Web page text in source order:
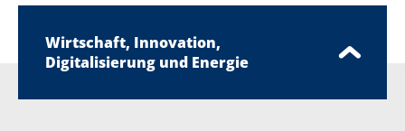
Wirtschaft, Innovation,
Digitalisierung und Energie